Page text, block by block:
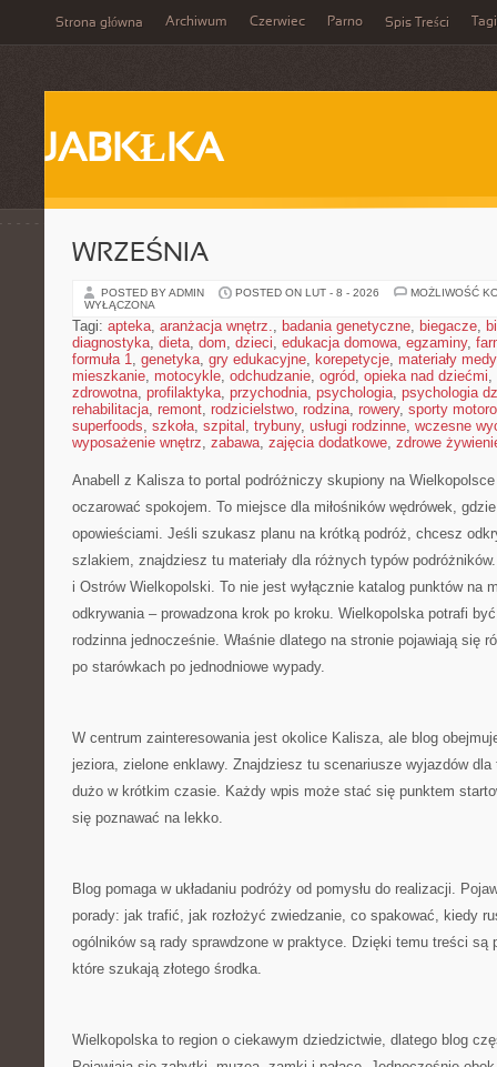
Strona główna Archiwum Czerwiec Parno Spis Treści Tagi
JABKŁKA
WRZEŚNIA
POSTED BY ADMIN POSTED ON LUT - 8 - 2026
MOŻLIWOŚĆ
WYŁĄCZONA
Tagi: apteka, aranżacja wnętrz., badania genetyczne, biegacze,
diagnostyka, dieta, dom, dzieci, edukacja domowa, egzaminy,
formuła 1, genetyka, gry edukacyjne, korepetycje, materiały
mieszkanie, motocykle, odchudzanie, ogród, opieka nad dziećmi,
zdrowotna, profilaktyka, przychodnia, psychologia, psychologia
rehabilitacja, remont, rodzicielstwo, rodzina, rowery, sporty
superfoods, szkoła, szpital , trybuny, usługi rodzinne, wczesne
wyposażenie wnętrz, zabawa, zajęcia dodatkowe, zdrowe
Anabell z Kalisza to portal podróżniczy skupiony na
oczarować spokojem. To miejsce dla miłośników wędrówek,
opowieściami. Jeśli szukasz planu na krótką podróż, chcesz
szlakiem, znajdziesz tu materiały dla różnych typów
i Ostrów Wielkopolski. To nie jest wyłącznie katalog punktów na
odkrywania – prowadzona krok po kroku. Wielkopolska potrafi
rodzinna jednocześnie. Właśnie dlatego na stronie pojawiają się
po starówkach po jednodniowe wypady.
W centrum zainteresowania jest okolice Kalisza, ale blog
jeziora, zielone enklawy. Znajdziesz tu scenariusze wyjazdów
dużo w krótkim czasie. Każdy wpis może stać się punktem
się poznawać na lekko.
Blog pomaga w układaniu podróży od pomysłu do realizacji.
porady: jak trafić, jak rozłożyć zwiedzanie, co spakować, kiedy
ogólników są rady sprawdzone w praktyce. Dzięki temu treści są
które szukają złotego środka.
Wielkopolska to region o ciekawym dziedzictwie, dlatego blog